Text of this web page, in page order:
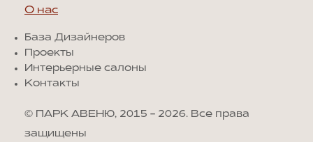
О нас
База Дизайнеров
Проекты
Интерьерные салоны
Контакты
© ПАРК АВЕНЮ, 2015 - 2026. Все права
защищены